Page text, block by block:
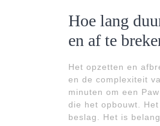
Hoe lang
en af te
Het opzetten en
en de complexiteit
minuten om een
die het opbouwt.
beslag. Het is